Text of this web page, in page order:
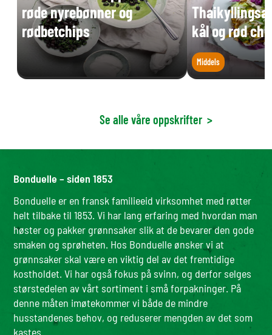
røde nyrebønner og
rødbetchips
kål og rød
Middels
Se alle våre oppskrifter >
Bonduelle – siden 1853
Bonduelle er en fransk familieeid virksomhet med røtter
helt tilbake til 1853. Vi har lang erfaring med hvordan man
høster og pakker grønnsaker slik at de bevarer den gode
smaken og sprøheten. Hos Bonduelle ønsker vi at
grønnsaker skal være en viktig del av det fremtidige
kostholdet. Vi har også fokus på svinn, og derfor selges
størstedelen av vårt sortiment i små forpakninger. På
denne måten imøtekommer vi både de mindre
husstandenes behov, og reduserer mengden av det som
kastes.